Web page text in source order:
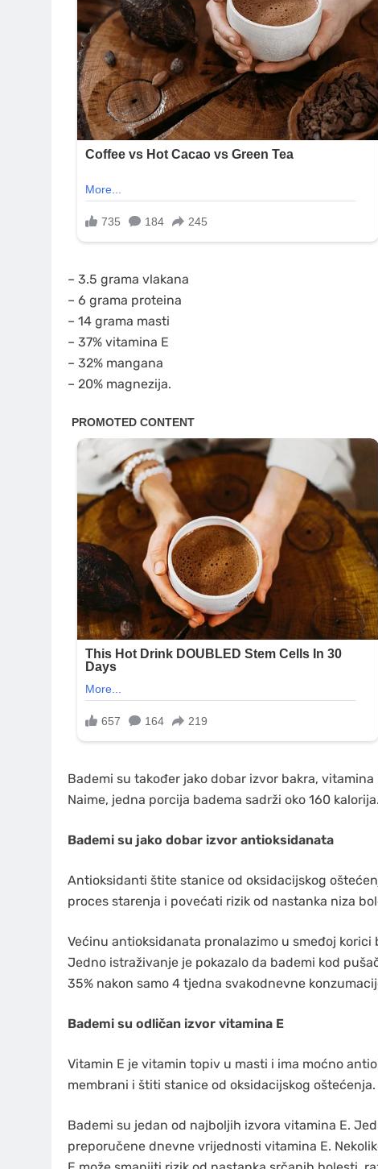
– 3.5 grama vlakana
– 6 grama proteina
– 14 grama masti
– 37% vitamina E
– 32% mangana
– 20% magnezija.
Bademi su također jako dobar izvor bakra,
Naime, jedna porcija badema sadrži oko 160 kalorija.
Bademi su jako dobar izvor antioksidanata
Antioksidanti štite stanice od oksidacijskog
proces starenja i povećati rizik od nastanka niza
Većinu antioksidanata pronalazimo u smeđoj
Jedno istraživanje je pokazalo da bademi kod
35% nakon samo 4 tjedna svakodnevne
Bademi su odličan izvor vitamina E
Vitamin E je vitamin topiv u masti i ima moćno
membrani i štiti stanice od oksidacijskog oštećenja.
Bademi su jedan od najboljih izvora vitamina E.
preporučene dnevne vrijednosti vitamina E.